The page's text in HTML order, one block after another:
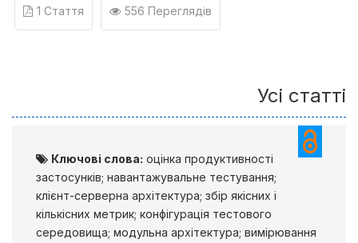
1 Стаття 556 Переглядів
Усі статті
Ключові слова: оцінка продуктивності
застосунків; навантажувальне тестування;
клієнт-серверна архітектура; збір якісних і
кількісних метрик; конфігурація тестового
середовища; модульна архітектура; вимірювання